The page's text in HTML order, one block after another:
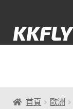
to
to
KKFLY
首頁 歐洲